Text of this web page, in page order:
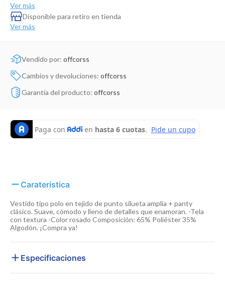
Ver más
Disponible para retiro en tienda
Ver más
Vendido por: offcorss
Cambios y devoluciones: offcorss
Garantía del producto: offcorss
Caraterística
Vestido tipo polo en tejido de punto silueta amplia + panty
clásico. Suave, cómodo y lleno de detalles que enamoran. -Tela
con textura -Color rosado Composición: 65% Poliéster 35%
Algodón. ¡Compra ya!
Especificaciones